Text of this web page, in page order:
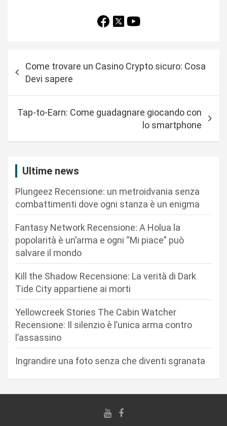
a
Come trovare un Casino Crypto sicuro: Cosa
Devi sapere
Tap-to-Earn: Come guadagnare giocando con
lo smartphone
Ultime news
Plungeez Recensione: un metroidvania senza
combattimenti dove ogni stanza è un enigma
Fantasy Network Recensione: A Holua la
popolarità è un’arma e ogni “Mi piace” può
salvare il mondo
Kill the Shadow Recensione: La verità di Dark
Tide City appartiene ai morti
Yellowcreek Stories The Cabin Watcher
Recensione: Il silenzio è l’unica arma contro
l’assassino
Ingrandire una foto senza che diventi sgranata